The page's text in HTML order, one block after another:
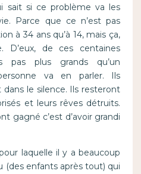
sait si ce problème va les
Parce que ce n’est pas
à 34 ans qu’à 14, mais ça,
D’eux, de ces centaines
pas plus grands qu’un
va en parler. Ils
le silence. Ils resteront
et leurs rêves détruits.
gagné c’est d’avoir grandi
laquelle il y a beaucoup
(des enfants après tout) qui